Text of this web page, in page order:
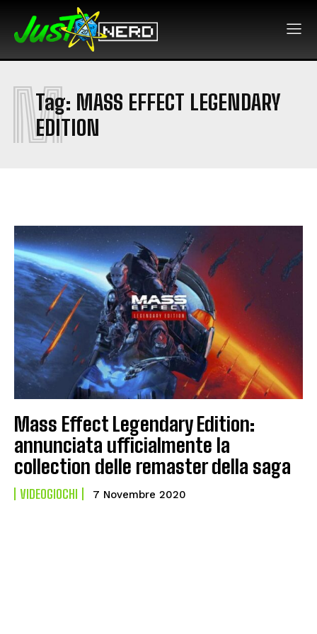
Tag: MASS EFFECT LEGENDARY
EDITION
M
Mass Effect Legendary Edition:
annunciata ufficialmente la
collection delle remaster della saga
VIDEOGIOCHI 7 Novembre 2020